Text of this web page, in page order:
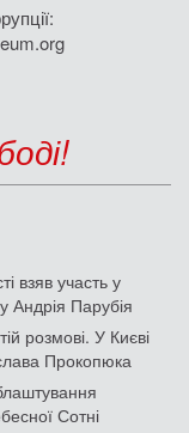
взяв участь у
Андрія Парубія
розмові. У Києві
Прокопюка
Сотні